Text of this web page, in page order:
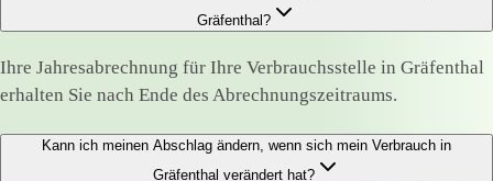
Gräfenthal?
Ihre Jahresabrechnung für Ihre Verbrauchsstelle in Gräfenthal
erhalten Sie nach Ende des Abrechnungszeitraums.
Kann ich meinen Abschlag ändern, wenn sich mein Verbrauch in
Gräfenthal verändert hat?